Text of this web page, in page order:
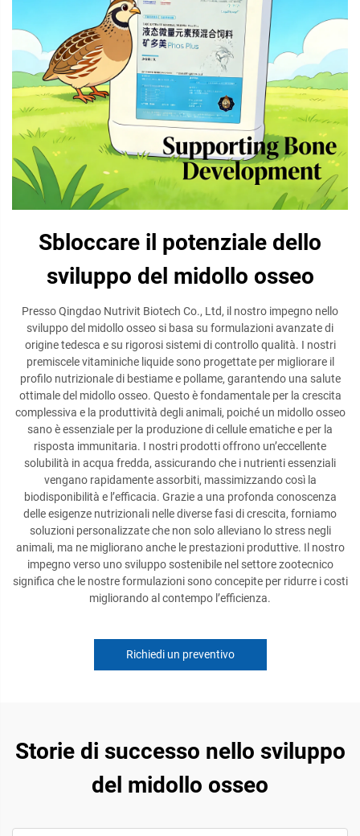
Sbloccare il potenziale dello
sviluppo del midollo osseo
Presso Qingdao Nutrivit Biotech Co., Ltd, il nostro impegno nello
sviluppo del midollo osseo si basa su formulazioni avanzate di
origine tedesca e su rigorosi sistemi di controllo qualità. I nostri
premiscele vitaminiche liquide sono progettate per migliorare il
profilo nutrizionale di bestiame e pollame, garantendo una salute
ottimale del midollo osseo. Questo è fondamentale per la crescita
complessiva e la produttività degli animali, poiché un midollo osseo
sano è essenziale per la produzione di cellule ematiche e per la
risposta immunitaria. I nostri prodotti offrono un’eccellente
solubilità in acqua fredda, assicurando che i nutrienti essenziali
vengano rapidamente assorbiti, massimizzando così la
biodisponibilità e l’efficacia. Grazie a una profonda conoscenza
delle esigenze nutrizionali nelle diverse fasi di crescita, forniamo
soluzioni personalizzate che non solo alleviano lo stress negli
animali, ma ne migliorano anche le prestazioni produttive. Il nostro
impegno verso uno sviluppo sostenibile nel settore zootecnico
significa che le nostre formulazioni sono concepite per ridurre i costi
migliorando al contempo l’efficienza.
Richiedi un preventivo
Storie di successo nello sviluppo
del midollo osseo